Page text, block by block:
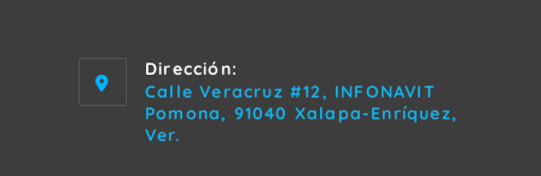
Dirección:
Calle Veracruz #12, INFONAVIT
Pomona, 91040 Xalapa-Enríquez,
Ver.